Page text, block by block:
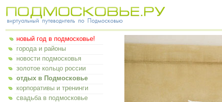
новый год в подмосковье!
города и районы
новости подмосковья
золотое кольцо россии
отдых в Подмосковье
корпоративы и тренинги
свадьба в подмосковье